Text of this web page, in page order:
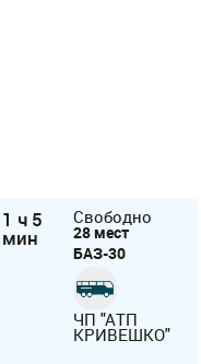
1 ч 5
мин
Свободно
28 мест
БАЗ-30
ЧП "АТП
КРИВЕШКО"